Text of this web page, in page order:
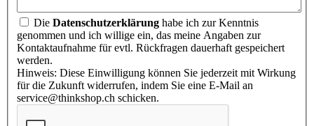
Die Datenschutzerklärung habe ich zur Kenntnis
genommen und ich willige ein, das meine Angaben zur
Kontaktaufnahme für evtl. Rückfragen dauerhaft gespeichert
werden.
Hinweis: Diese Einwilligung können Sie jederzeit mit Wirkung
für die Zukunft widerrufen, indem Sie eine E-Mail an
service@thinkshop.ch schicken.